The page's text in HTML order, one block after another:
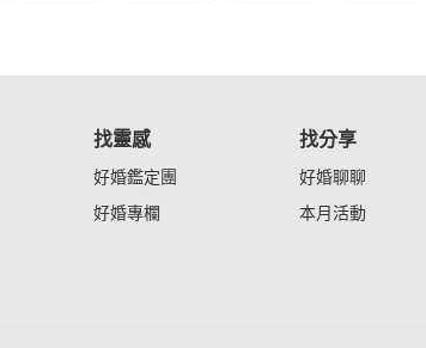
找靈感
好婚鑑定團
好婚專欄
找分享
好婚聊聊
本月活動